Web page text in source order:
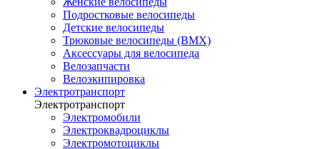
Подростковые велосипеды
Детские велосипеды
Трюковые велосипеды (BMX)
Аксессуары для велосипеда
Велозапчасти
Велоэкипировка
Электротранспорт
Электротранспорт
Электромобили
Электроквадроциклы
Электромотоциклы